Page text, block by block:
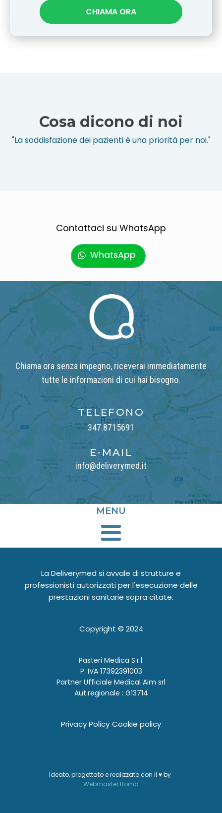
CHIAMA ORA
Cosa dicono di noi
"La soddisfazione dei pazienti è una priorità per noi."
Contattaci su WhatsApp
WhatsApp
Chiama ora senza impegno, riceverai immediatamente
tutte le informazioni di cui hai bisogno.
TELEFONO
347.8715691
E-MAIL
info@deliverymed.it
MENU
La Deliverymed si avvale di strutture e
professionisti autorizzati per l'esecuzione delle
prestazioni sanitarie sopra citate.
Copyright © 2024
Pasteri Medica S.r.l.
P. IVA 17392391003
Partner Ufficiale Medical Aim srl
Aut.regionale : G13714
Privacy Policy Cookie policy
Ideato, progettato e realizzato con il ♥ by
Webmaster Roma